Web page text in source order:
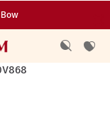
999.9